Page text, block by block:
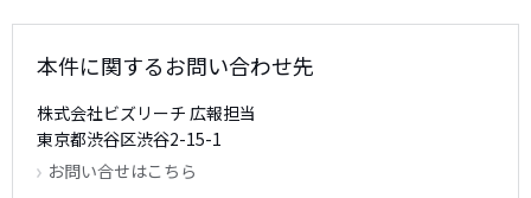
本件に関するお問い合わせ先
株式会社ビズリーチ 広報担当
東京都渋谷区渋谷2-15-1
お問い合せはこちら